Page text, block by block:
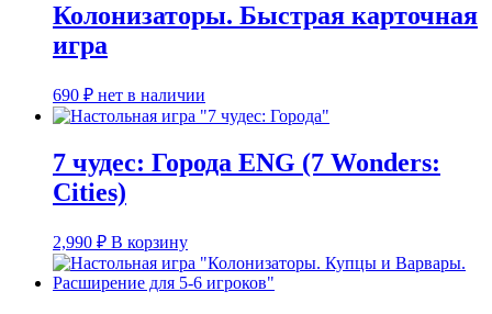
Колонизаторы. Быстрая карточная
игра
690 ₽ нет в наличии
7 чудес: Города ENG (7 Wonders:
Cities)
2,990 ₽ В корзину